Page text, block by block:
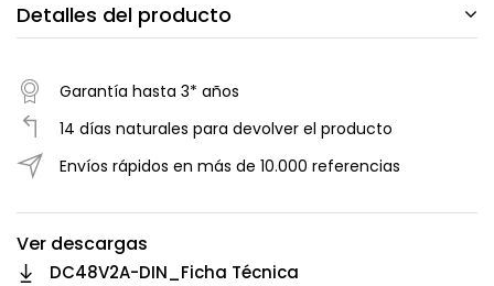
Detalles del producto
Garantía hasta 3* años
14 días naturales para devolver el producto
Envíos rápidos en más de 10.000 referencias
Ver descargas
DC48V2A-DIN_Ficha Técnica